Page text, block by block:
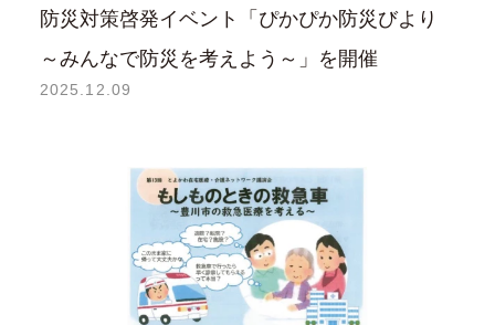
防災対策啓発イベント「ぴかぴか防災びより
～みんなで防災を考えよう～」を開催
2025.12.09